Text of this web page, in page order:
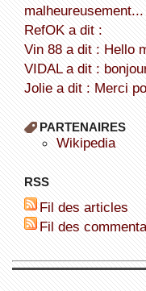
malheureusement...
refOK a dit :
Vin 88 a dit :
VIDAL a dit :
Jolie a dit : Merci
PARTENAIRES
wikipedia
RSS
Fil des articles
Fil des